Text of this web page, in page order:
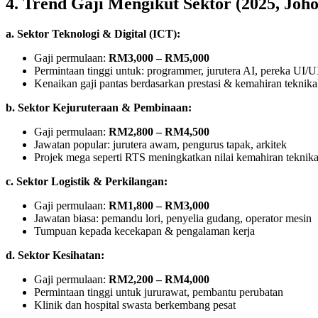
4. Trend Gaji Mengikut Sektor (2025,
a. Sektor Teknologi & Digital (ICT):
Gaji permulaan: RM3,000 – RM5,000
Permintaan tinggi untuk: programmer, jurutera AI, pereka UI/
Kenaikan gaji pantas berdasarkan prestasi & kemahiran
b. Sektor Kejuruteraan & Pembinaan:
Gaji permulaan: RM2,800 – RM4,500
Jawatan popular: jurutera awam, pengurus tapak, arkitek
Projek mega seperti RTS meningkatkan nilai kemahiran
c. Sektor Logistik & Perkilangan:
Gaji permulaan: RM1,800 – RM3,000
Jawatan biasa: pemandu lori, penyelia gudang, operator mesin
Tumpuan kepada kecekapan & pengalaman kerja
d. Sektor Kesihatan:
Gaji permulaan: RM2,200 – RM4,000
Permintaan tinggi untuk jururawat, pembantu perubatan
Klinik dan hospital swasta berkembang pesat